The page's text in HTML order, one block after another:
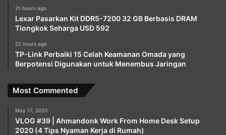
21 hours ago
Lexar Pasarkan Kit DDR5-7200 32 GB Berbasis DRAM
Tiongkok Seharga USD 592
22 hours ago
TP-Link Perbaiki 15 Celah Keamanan Omada yang
Berpotensi Digunakan untuk Menembus Jaringan
Most Commented
May 17, 2020
VLOG #39 | Ahmandonk Work From Home Desk Setup
2020 (4 Tips Nyaman Kerja di Rumah)